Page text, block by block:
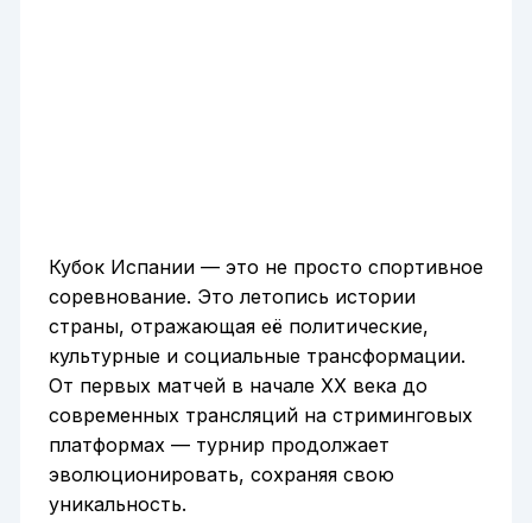
Кубок Испании — это не просто спортивное
соревнование. Это летопись истории
страны, отражающая её политические,
культурные и социальные трансформации.
От первых матчей в начале XX века до
современных трансляций на стриминговых
платформах — турнир продолжает
эволюционировать, сохраняя свою
уникальность.